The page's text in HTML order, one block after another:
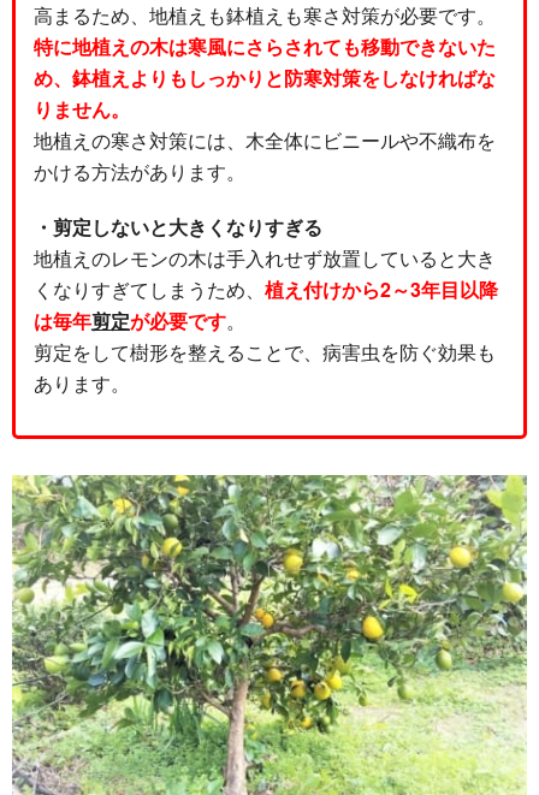
高まるため、地植えも鉢植えも寒さ対策が必要です。
特に地植えの木は寒風にさらされても移動できないた
め、鉢植えよりもしっかりと防寒対策をしなければな
りません。
地植えの寒さ対策には、木全体にビニールや不織布を
かける方法があります。
・剪定しないと大きくなりすぎる
地植えのレモンの木は手入れせず放置していると大き
くなりすぎてしまうため、 植え付けから2～3年目以降
は毎年剪定が必要です。
剪定をして樹形を整えることで、病害虫を防ぐ効果も
あります。